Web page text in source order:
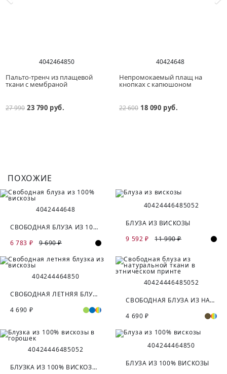
4042464850
Пальто-тренч из плащевой
ткани с мембраной
27 990 23 790 руб.
40424648
Непромокаемый плащ на
кнопках с капюшоном
22 600 18 090 руб.
ПОХОЖИЕ
4042444648
СВОБОДНАЯ БЛУЗА ИЗ 100% ВИСКОЗЫ
6 783 ₽
9 690 ₽
40424446485052
БЛУЗА ИЗ ВИСКОЗЫ
9 592 ₽
11 990 ₽
404244464850
СВОБОДНАЯ ЛЕТНЯЯ БЛУЗКА ИЗ ВИСКОЗЫ
4 690 ₽
40424446485052
СВОБОДНАЯ БЛУЗА ИЗ НАТУРАЛЬНОЙ ТКАНИ В ЭТНИЧЕСКОМ ПРИНТЕ
4 690 ₽
40424446485052
БЛУЗКА ИЗ 100% ВИСКОЗЫ В ГОРОШЕК
404244464850
БЛУЗА ИЗ 100% ВИСКОЗЫ